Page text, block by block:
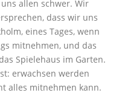
allen schwer. Wir
dass wir uns
eines Tages, wenn
mitnehmen, und das
Spielehaus im Garten.
erwachsen werden
alles mitnehmen kann.